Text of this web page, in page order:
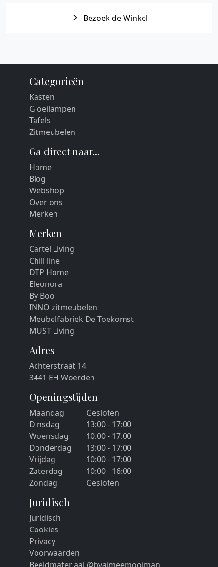
Bezoek de Winkel
Categorieën
Kasten
Gloeilampen
Tafels
Zitmeubelen
Ga direct naar...
Home
Blog
Webshop
Over ons
Merken
Merken
Cartel Living
Chill line
DTP Home
Eleonora
By Boo
INNO zitmeubelen
Meubelfabriek De Toekomst
MUST Living
Adres
Achterstraat 14
3441 EH Woerden
Openingstijden
Maandag
Gesloten
Dinsdag
13:00 - 17:00
Woensdag
10:00 - 17:00
Donderdag
13:00 - 17:00
Vrijdag
10:00 - 17:00
Zaterdag
10:00 - 16:00
Zondag
Gesloten
Juridisch
Juridisch
Cookies
Privacy
Voorwaarden
Beeldmateriaal @byaimeemooiman